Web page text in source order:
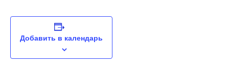
Добавить в календарь